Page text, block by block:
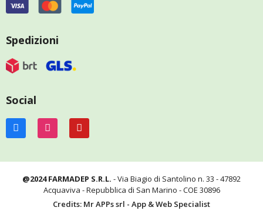
Spedizioni
Social
@2024 FARMADEP S.R.L. - Via Biagio di Santolino n. 33 - 47892
Acquaviva - Repubblica di San Marino - COE 30896
Credits: Mr APPs srl - App & Web Specialist